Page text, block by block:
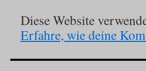
Diese Website
Erfahre, wie deine